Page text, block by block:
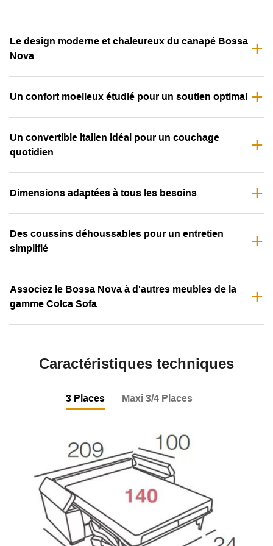
Le design moderne et chaleureux du canapé Bossa
Nova
Un confort moelleux étudié pour un soutien optimal
Un convertible italien idéal pour un couchage
quotidien
Dimensions adaptées à tous les besoins
Des coussins déhoussables pour un entretien
simplifié
Associez le Bossa Nova à d'autres meubles de la
gamme Colca Sofa
Caractéristiques techniques
3 Places Maxi 3/4 Places